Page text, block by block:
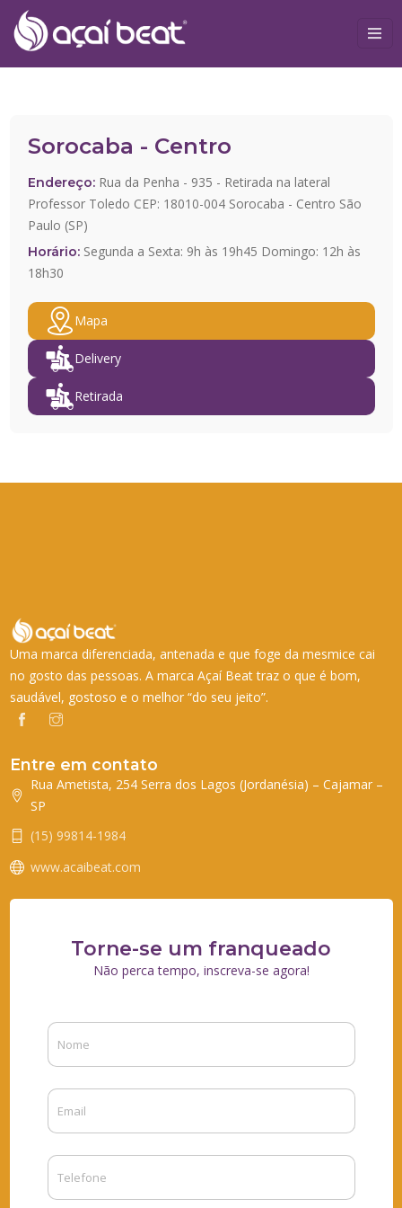
Sorocaba - Centro
Endereço:Rua da Penha - 935 - Retirada na lateral
Professor Toledo CEP: 18010-004 Sorocaba - Centro São
Paulo (SP)
Horário:Segunda a Sexta: 9h às 19h45 Domingo: 12h às
18h30
Mapa
Delivery
Retirada
Uma marca diferenciada, antenada e que foge da mesmice cai
no gosto das pessoas. A marca Açaí Beat traz o que é bom,
saudável, gostoso e o melhor “do seu jeito”.
Entre em contato
Rua Ametista, 254 Serra dos Lagos (Jordanésia) – Cajamar –
SP
(15) 99814-1984
www.acaibeat.com
Torne-se um franqueado
Não perca tempo, inscreva-se agora!